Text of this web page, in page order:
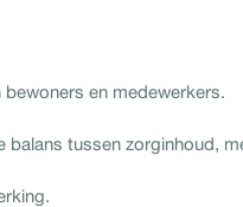
en medewerkers.
tussen zorginhoud,